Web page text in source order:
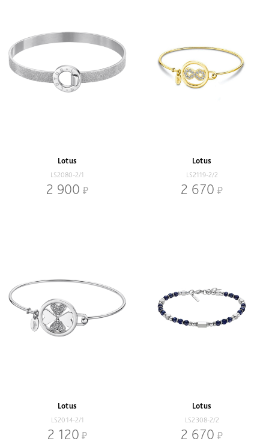
Lotus
LS2080-2/1
2 900
Lotus
LS2119-2/2
2 670
Lotus
LS2014-2/1
2 120
Lotus
LS2308-2/2
2 670